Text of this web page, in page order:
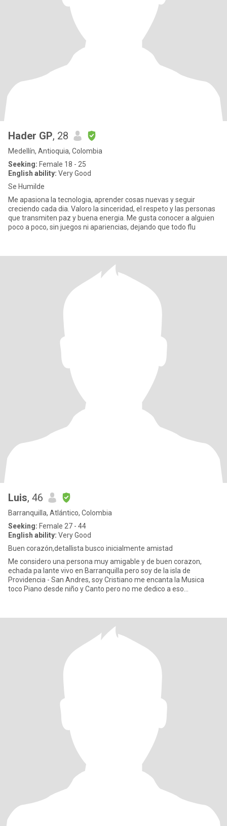
Hader GP, 28
Medellín, Antioquia, Colombia
Seeking: Female 18 - 25
English ability: Very Good
Se Humilde
Me apasiona la tecnologia, aprender cosas nuevas y seguir
creciendo cada dia. Valoro la sinceridad, el respeto y las personas
que transmiten paz y buena energia. Me gusta conocer a alguien
poco a poco, sin juegos ni apariencias, dejando que todo flu
Luis, 46
Barranquilla, Atlántico, Colombia
Seeking: Female 27 - 44
English ability: Very Good
Buen corazón,detallista busco inicialmente amistad
Me considero una persona muy amigable y de buen corazon,
echada pa lante vivo en Barranquilla pero soy de la isla de
Providencia - San Andres, soy Cristiano me encanta la Musica
toco Piano desde niño y Canto pero no me dedico a eso